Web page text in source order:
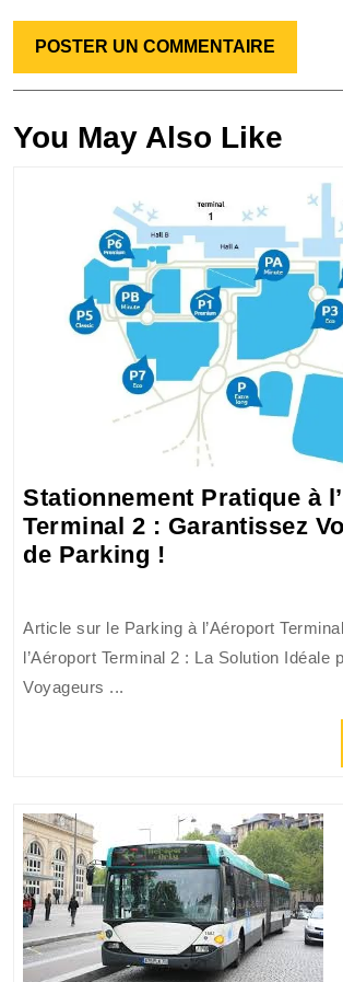
You May Also Like
Stationnement Pratique à
Terminal 2 : Garantissez
de Parking !
l’Aéroport
Terminal
Place
de
Parking
!
Article sur le Parking à l’Aéroport
l’Aéroport Terminal 2 : La Solution Idéale
Voyageurs ...